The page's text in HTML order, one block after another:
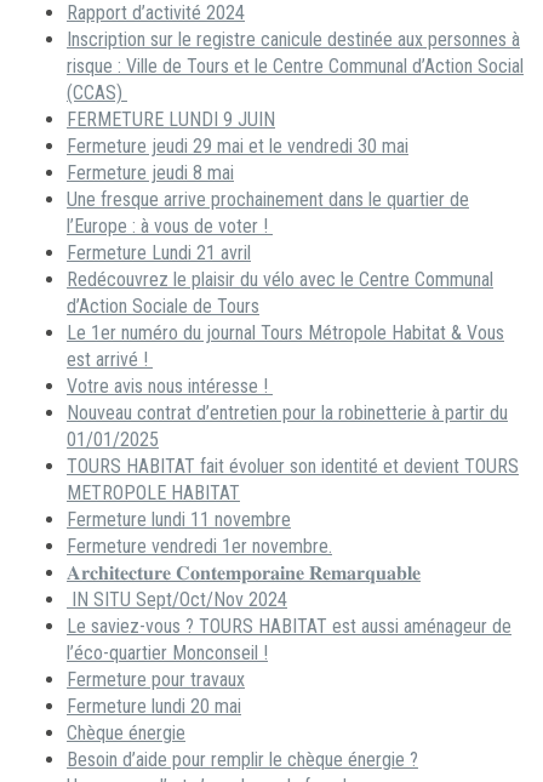
Rapport d’activité 2024
Inscription sur le registre canicule destinée aux personnes à
risque : Ville de Tours et le Centre Communal d’Action Social
(CCAS)
FERMETURE LUNDI 9 JUIN
Fermeture jeudi 29 mai et le vendredi 30 mai
Fermeture jeudi 8 mai
Une fresque arrive prochainement dans le quartier de
l’Europe : à vous de voter !
Fermeture Lundi 21 avril
Redécouvrez le plaisir du vélo avec le Centre Communal
d’Action Sociale de Tours
Le 1er numéro du journal Tours Métropole Habitat & Vous
est arrivé !
Votre avis nous intéresse !
Nouveau contrat d’entretien pour la robinetterie à partir du
01/01/2025
TOURS HABITAT fait évoluer son identité et devient TOURS
METROPOLE HABITAT
Fermeture lundi 11 novembre
Fermeture vendredi 1er novembre.
𝐀𝐫𝐜𝐡𝐢𝐭𝐞𝐜𝐭𝐮𝐫𝐞 𝐂𝐨𝐧𝐭𝐞𝐦𝐩𝐨𝐫𝐚𝐢𝐧𝐞 𝐑𝐞𝐦𝐚𝐫𝐪𝐮𝐚𝐛𝐥𝐞
IN SITU Sept/Oct/Nov 2024
Le saviez-vous ? TOURS HABITAT est aussi aménageur de
l’éco-quartier Monconseil !
Fermeture pour travaux
Fermeture lundi 20 mai
Chèque énergie
Besoin d’aide pour remplir le chèque énergie ?